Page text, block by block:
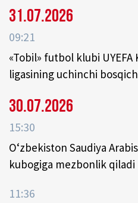
31.07.2026
09:21
«Tobil» futbol klubi
ligasining uchinchi
30.07.2026
15:30
O‘zbekiston Saudiya
kubogiga mezbonlik qiladi
11:36